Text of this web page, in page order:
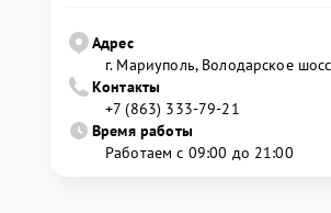
Адрес
г. Мариуполь, Володарское
Контакты
+7 (863) 333-79-21
Время работы
Работаем с 09:00 до 21:00